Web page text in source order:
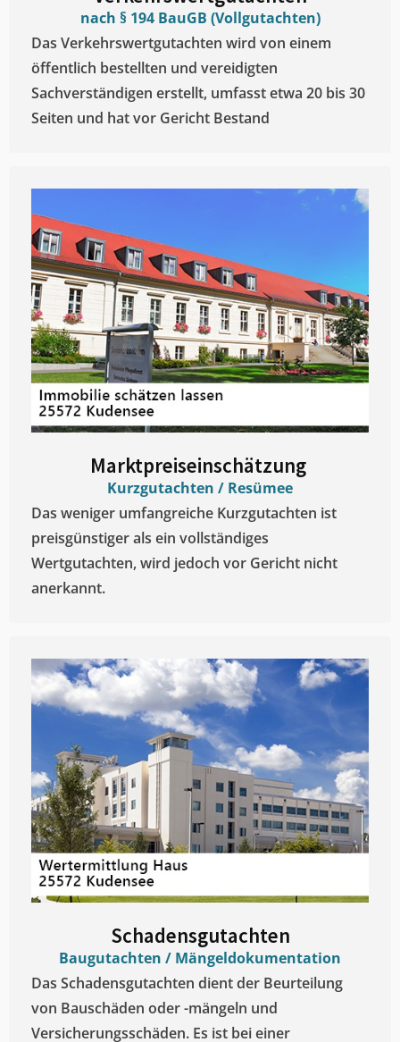
nach § 194 BauGB (Vollgutachten)
Das Verkehrswertgutachten wird von einem
öffentlich bestellten und vereidigten
Sachverständigen erstellt, umfasst etwa 20 bis 30
Seiten und hat vor Gericht Bestand
Marktpreiseinschätzung ​
Kurzgutachten / Resümee
Das weniger umfangreiche Kurzgutachten ist
preisgünstiger als ein vollständiges
Wertgutachten, wird jedoch vor Gericht nicht
anerkannt.
Schadensgutachten
Baugutachten / Mängeldokumentation
Das Schadensgutachten dient der Beurteilung
von Bauschäden oder -mängeln und
Versicherungsschäden. Es ist bei einer